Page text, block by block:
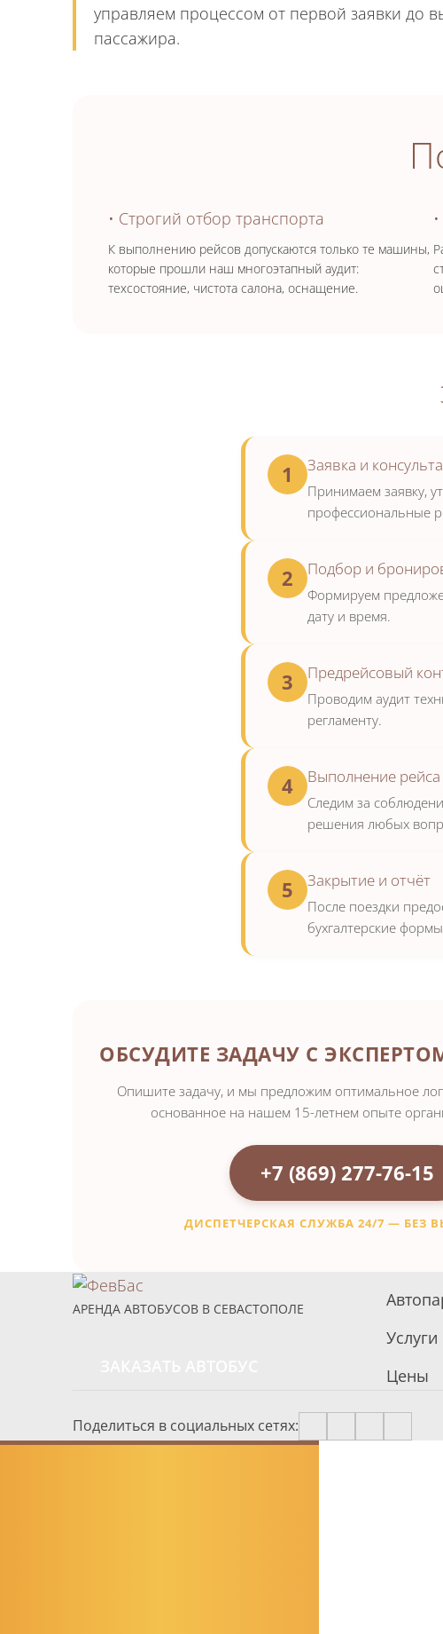
управляем процессом от первой заявки до
пассажира.
• Строгий отбор транспорта
К выполнению рейсов допускаются только те машины,
которые прошли наш многоэтапный аудит:
техсостояние, чистота салона, оснащение.
1 Заявка и
Принимаем заявку,
профессиональные
2 Подбор и
Формируем
дату и время.
3 Предрейсовый
Проводим аудит
регламенту.
4 Выполнение рейса
Следим за
решения любых
5 Закрытие и отчёт
После поездки
бухгалтерские
ОБСУДИТЕ ЗАДАЧУ С
Опишите задачу, и мы предложим оптимальное
основанное на нашем 15-летнем опыте
+7 (869) 277-76-15
ДИСПЕТЧЕРСКАЯ СЛУЖБА 24/7 — БЕЗ
АРЕНДА АВТОБУСОВ В СЕВАСТОПОЛЕ
Услуги
Цены
Поделиться в социальных сетях: